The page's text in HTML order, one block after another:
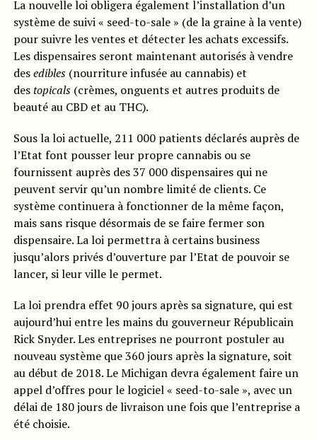
La nouvelle loi obligera également l’installation d’un
système de suivi « seed-to-sale » (de la graine à la vente)
pour suivre les ventes et détecter les achats excessifs.
Les dispensaires seront maintenant autorisés à vendre
desedibles(nourriture infusée au cannabis) et
destopicals(crèmes, onguents et autres produits de
beauté au CBD et au THC).
Sous la loi actuelle, 211 000 patients déclarés auprès de
l’Etat font pousser leur propre cannabis ou se
fournissent auprès des 37 000 dispensaires qui ne
peuvent servir qu’un nombre limité de clients. Ce
système continuera à fonctionner de la même façon,
mais sans risque désormais de se faire fermer son
dispensaire. La loi permettra à certains business
jusqu’alors privés d’ouverture par l’Etat de pouvoir se
lancer, si leur ville le permet.
La loi prendra effet 90 jours après sa signature, qui est
aujourd’hui entre les mains du gouverneur Républicain
Rick Snyder. Les entreprises ne pourront postuler au
nouveau système que 360 jours après la signature, soit
au début de 2018. Le Michigan devra également faire un
appel d’offres pour le logiciel « seed-to-sale », avec un
délai de 180 jours de livraison une fois que l’entreprise a
été choisie.